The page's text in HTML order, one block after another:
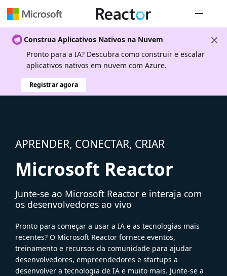
Construa Aplicativos Nativos na Nuvem
Pronto para a IA? Descubra como construir e escalar
aplicativos nativos em nuvem com Azure.
Registrar agora
APRENDER, CONECTAR, CRIAR
Microsoft Reactor
Junte-se ao Microsoft Reactor e interaja com
os desenvolvedores ao vivo
Pronto para começar a usar a IA e as tecnologias mais
recentes? O Microsoft Reactor fornece eventos,
treinamento e recursos da comunidade para ajudar
desenvolvedores, empreendedores e startups a
desenvolver a tecnologia de IA e muito mais. Junte-se a